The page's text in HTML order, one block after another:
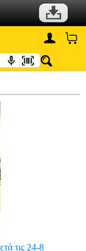
τις 24-8